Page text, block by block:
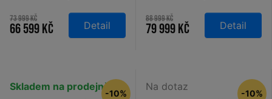
royalgreen´n´prism
2026
73 999 Kč
66 599 Kč Detail
´n´black 2026
88 999 Kč
79 999 Kč Detail
Skladem na prodejně
-10%
Na dotaz
-10%